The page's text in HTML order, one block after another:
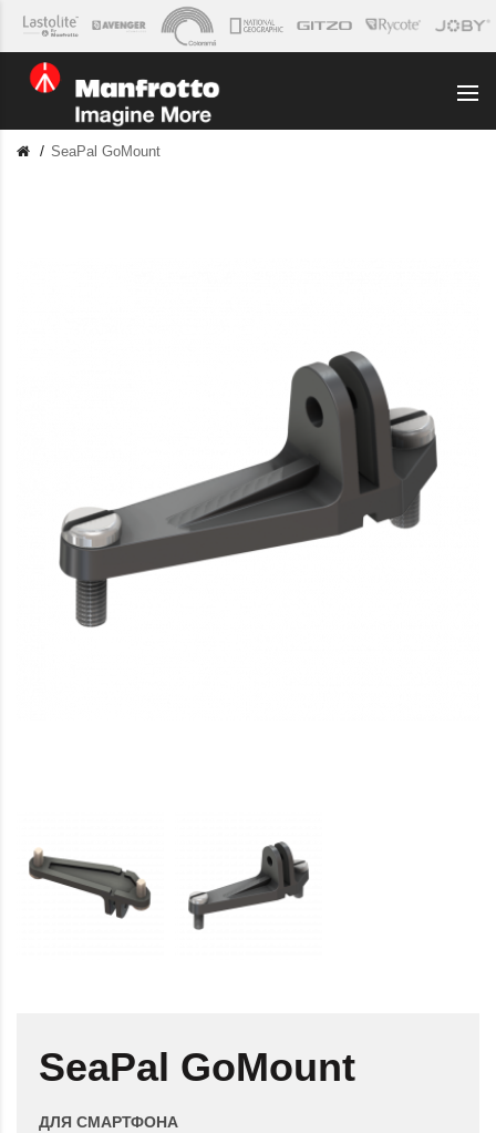
SeaPal GoMount
SeaPal GoMount
ДЛЯ СМАРТФОНА